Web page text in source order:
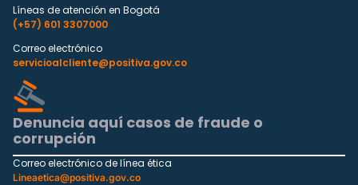
Líneas de atención en Bogotá
(+57) 601 3307000
Correo electrónico
servicioalcliente@positiva.gov.co
Denuncia aquí casos de fraude o
corrupción
Correo electrónico de línea ética
Lineaetica@positiva.gov.co